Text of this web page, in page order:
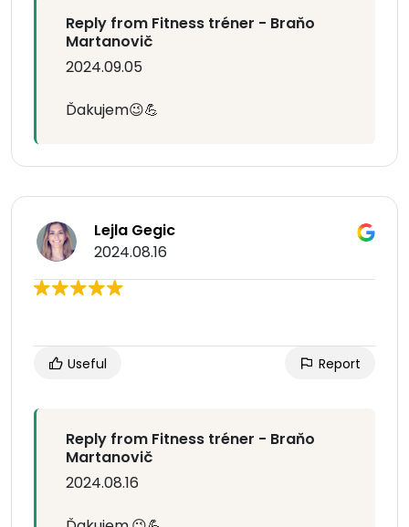
Reply from Fitness tréner - Braňo
Martanovič
2024.09.05
Ďakujem😉💪
Lejla Gegic
2024.08.16
Useful Report
Reply from Fitness tréner - Braňo
Martanovič
2024.08.16